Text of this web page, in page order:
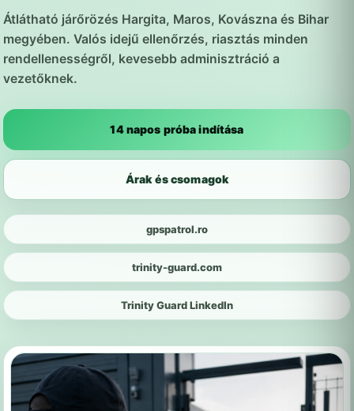
Átlátható járőrözés Hargita, Maros, Kovászna és Bihar
megyében. Valós idejű ellenőrzés, riasztás minden
rendellenességről, kevesebb adminisztráció a
vezetőknek.
14 napos próba indítása
Árak és csomagok
gpspatrol.ro
trinity-guard.com
Trinity Guard LinkedIn